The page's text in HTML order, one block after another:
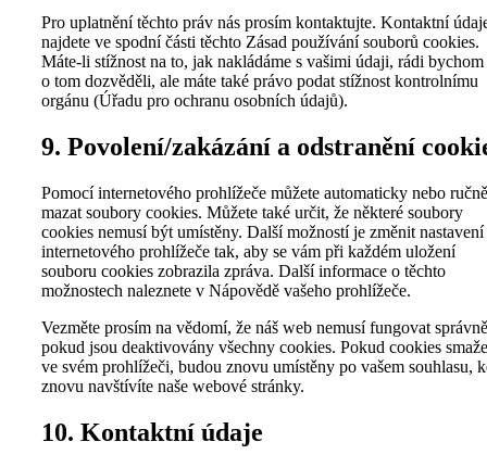
Pro uplatnění těchto práv nás prosím kontaktujte. Kontaktní
najdete ve spodní části těchto Zásad používání souborů cookies.
Máte-li stížnost na to, jak nakládáme s vašimi údaji, rádi bychom
o tom dozvěděli, ale máte také právo podat stížnost kontrolnímu
orgánu (Úřadu pro ochranu osobních údajů).
9. Povolení/zakázání a odstranění
Pomocí internetového prohlížeče můžete automaticky nebo ručně
mazat soubory cookies. Můžete také určit, že některé soubory
cookies nemusí být umístěny. Další možností je změnit nastavení
internetového prohlížeče tak, aby se vám při každém uložení
souboru cookies zobrazila zpráva. Další informace o těchto
možnostech naleznete v Nápovědě vašeho prohlížeče.
Vezměte prosím na vědomí, že náš web nemusí fungovat
pokud jsou deaktivovány všechny cookies. Pokud cookies
ve svém prohlížeči, budou znovu umístěny po vašem souhlasu,
znovu navštívíte naše webové stránky.
10. Kontaktní údaje